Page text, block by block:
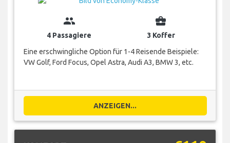
group
4 Passagiere
business_center
3 Koffer
Eine erschwingliche Option für 1-4 Reisende Beispiele:
VW Golf, Ford Focus, Opel Astra, Audi A3, BMW 3, etc.
ANZEIGEN...